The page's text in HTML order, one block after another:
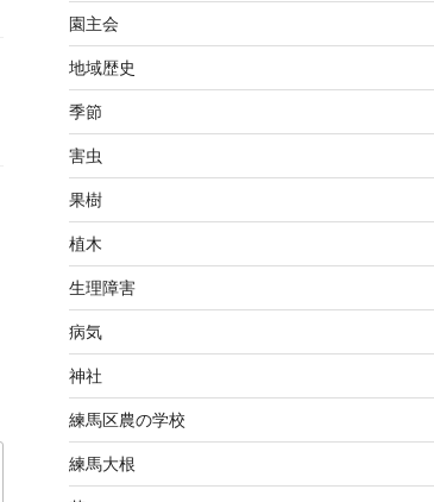
園主会
地域歴史
季節
害虫
果樹
植木
生理障害
病気
神社
練馬区農の学校
練馬大根